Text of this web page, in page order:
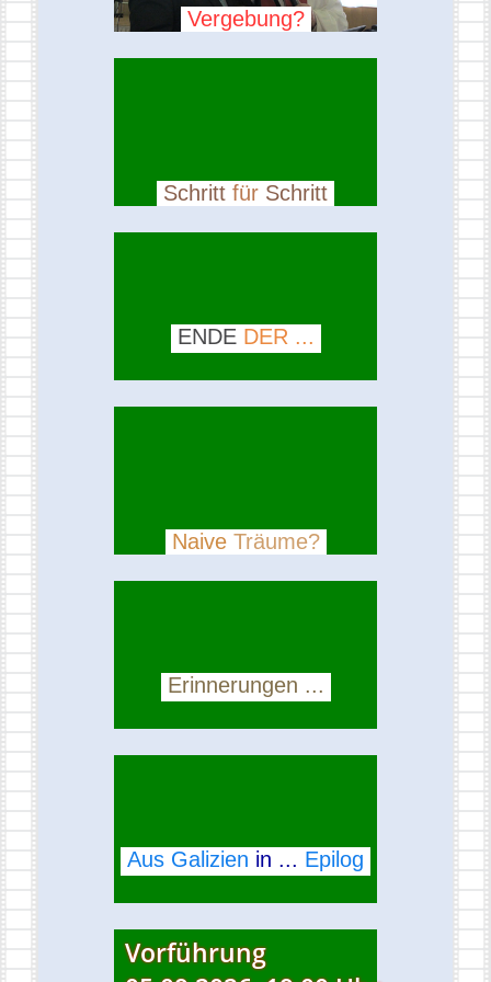
Vergebung?
Schritt für Schritt
ENDE DER ...
Naive Träume?
Erinnerungen ...
Aus Galizien in ... Epilog
Vorführung